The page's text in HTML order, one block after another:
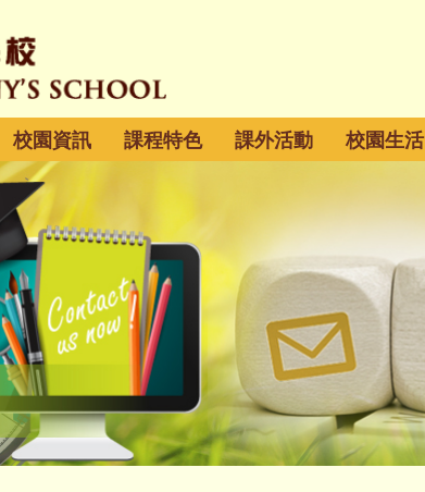
校園資訊 課程特色 課外活動 校園生活